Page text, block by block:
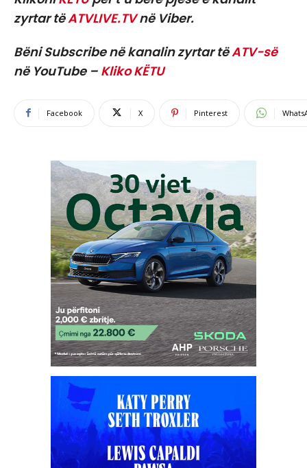
zyrtar tëATVLIVE.TVnë Viber.
Bëni Subscribe në kanalin zyrtar tëATV-së
në YouTube – Kliko KËTU
Facebook X Pinterest